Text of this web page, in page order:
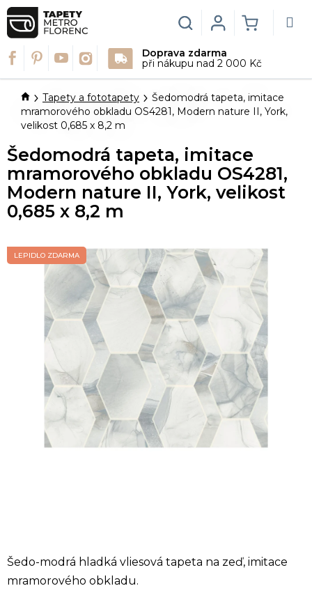
Přejít
na
obsah
Doprava zdarma
při nákupu nad 2 000 Kč
Hledat
KOŠÍK
Login
DomůTapety a fototapety
Šedomodrá tapeta, imitace
mramorového obkladu OS4281, Modern nature II, York,
velikost 0,685 x 8,2 m
Šedo-modrá hladká vliesová tapeta na zeď, imitace
mramorového obkladu.
Šedomodrá tapeta, imitace
mramorového obkladu OS4281,
Modern nature II, York, velikost
0,685 x 8,2 m
LEPIDLO ZDARMA